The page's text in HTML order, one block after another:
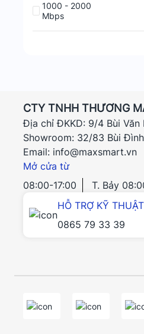
1000 - 2000
Mbps
CTY TNHH THƯƠNG
Địa chỉ ĐKKD: 9/4 Bùi Văn
Showroom: 32/83 Bùi Đình
Email: info@maxsmart.vn
Mở cửa từ
08:00-17:00
T. Bảy
HỖ TRỢ KỸ
0865 79 33 39